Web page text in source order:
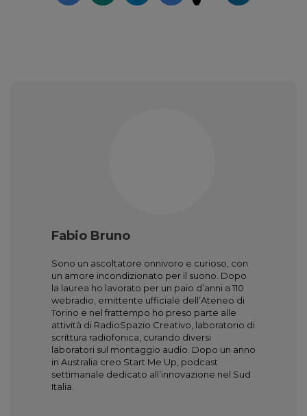
Fabio Bruno
Sono un ascoltatore onnivoro e curioso, con
un amore incondizionato per il suono. Dopo
la laurea ho lavorato per un paio d’anni a 110
webradio, emittente ufficiale dell’Ateneo di
Torino e nel frattempo ho preso parte alle
attività di RadioSpazio Creativo, laboratorio di
scrittura radiofonica, curando diversi
laboratori sul montaggio audio. Dopo un anno
in Australia creo Start Me Up, podcast
settimanale dedicato all’innovazione nel Sud
Italia.